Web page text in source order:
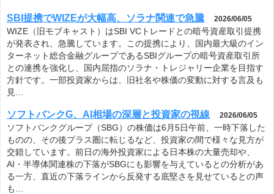
SBI提携でWIZEが大幅高、ソラナ関連で急騰 2026/06/05
WIZE（旧モブキャスト）はSBI VCトレードとの暗号資産取引提携
が発表され、急騰しています。この提携により、国内最大級のイン
ターネット総合金融グループであるSBIグループの暗号資産取引所
との連携を強化し、国内屈指のソラナ・トレジャリー企業を目指す
方針です。一部投資家からは、旧社名や株価の変動に対する言及も
見…
ソフトバンクG、AI相場の深層と投資家の視線 2026/06/05
ソフトバンクグループ（SBG）の株価は6月5日午前、一時下落した
ものの、その後プラス圏に転じるなど、投資家の間で様々な見方が
交錯しています。前日の海外投資家による日本株の大量売却や、
AI・半導体関連株の下落がSBGにも影響を与えているとの分析があ
る一方、直近の下落ラインから反発する底堅さを見せているとの声
も…